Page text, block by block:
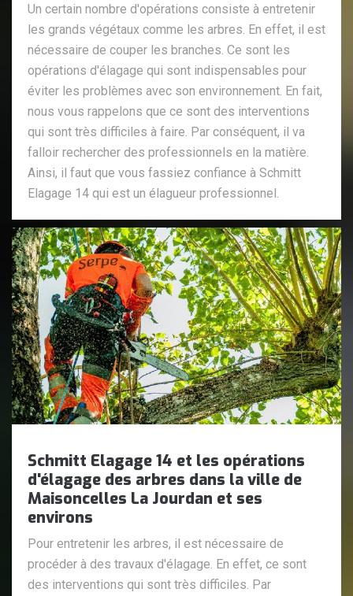
Un certain nombre d'opérations consiste à entretenir
les grands végétaux comme les arbres. En effet, il est
nécessaire de couper les branches. Ce sont les
opérations d'élagage qui sont indispensables pour
éviter les problèmes avec son environnement. En fait,
nous vous rappelons que ce sont des interventions
qui sont très difficiles à faire. Par conséquent, il va
falloir rechercher des professionnels en la matière.
Ainsi, il faut que vous fassiez confiance à Schmitt
Elagage 14 qui est un élagueur professionnel.
Schmitt Elagage 14 et les opérations
d'élagage des arbres dans la ville de
Maisoncelles La Jourdan et ses
environs
Pour entretenir les arbres, il est nécessaire de
procéder à des travaux d'élagage. En effet, ce sont
des interventions qui sont très difficiles. Par